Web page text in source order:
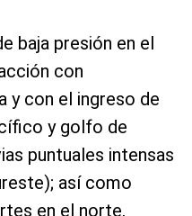
baja presión en el
con
y con el ingreso de
y golfo de
puntuales intensas
así como
en el norte,